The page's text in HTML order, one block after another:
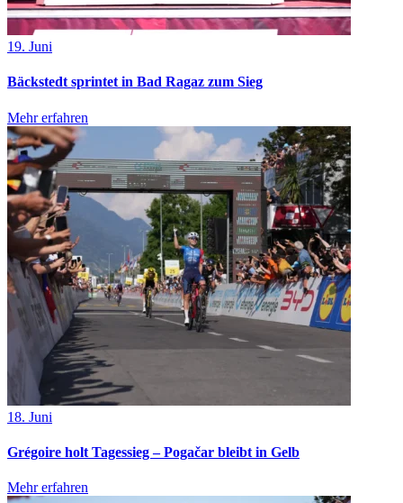
19. Juni
Bäckstedt sprintet in Bad Ragaz zum Sieg
Mehr erfahren
18. Juni
Grégoire holt Tagessieg – Pogačar bleibt in Gelb
Mehr erfahren